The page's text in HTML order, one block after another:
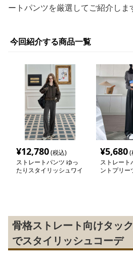
ートパンツを厳選してご紹介しま
今回紹介する商品一覧
¥12,780(税込)
ストレートパンツ ゆっ
たりスタイリッシュワイ
¥5,680(
ストレート
ントプリー
骨格ストレート向けタッ
でスタイリッシュコーデ